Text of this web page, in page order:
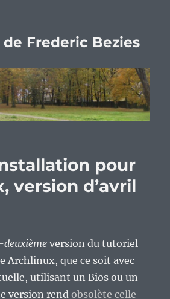
Frederic Bezies
pour
version d’avril
version du tutoriel
Archlinux, que ce soit avec
utilisant un Bios ou un
version rendobsolète celle